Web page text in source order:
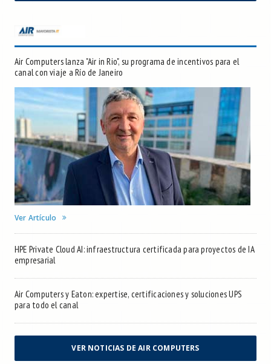
Air Computers lanza "Air in Rio", su programa de incentivos para el
canal con viaje a Río de Janeiro
Ver Artículo
HPE Private Cloud AI: infraestructura certificada para proyectos de IA
empresarial
Air Computers y Eaton: expertise, certificaciones y soluciones UPS
para todo el canal
VER NOTICIAS DE AIR COMPUTERS